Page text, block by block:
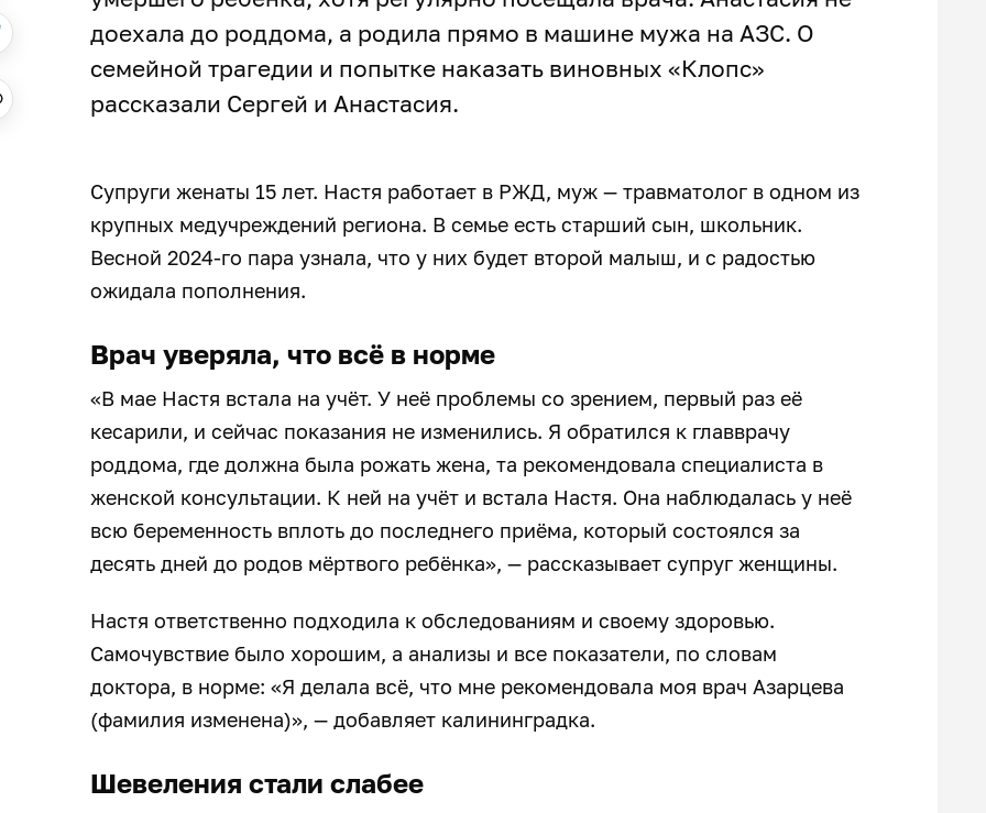
доехала до роддома, а родила прямо в машине мужа на АЗС. О
семейной трагедии и попытке наказать виновных «Клопс»
рассказали Сергей и Анастасия.
Супруги женаты 15 лет. Настя работает в РЖД, муж — травматолог в одном из
крупных медучреждений региона. В семье есть старший сын, школьник.
Весной 2024-го пара узнала, что у них будет второй малыш, и с радостью
ожидала пополнения.
Врач уверяла, что всё в норме
«В мае Настя встала на учёт. У неё проблемы со зрением, первый раз её
кесарили, и сейчас показания не изменились. Я обратился к главврачу
роддома, где должна была рожать жена, та рекомендовала специалиста в
женской консультации. К ней на учёт и встала Настя. Она наблюдалась у неё
всю беременность вплоть до последнего приёма, который состоялся за
десять дней до родов мёртвого ребёнка», — рассказывает супруг женщины.
Настя ответственно подходила к обследованиям и своему здоровью.
Самочувствие было хорошим, а анализы и все показатели, по словам
доктора, в норме: «Я делала всё, что мне рекомендовала моя врач Азарцева
(фамилия изменена)», — добавляет калининградка.
Шевеления стали слабее